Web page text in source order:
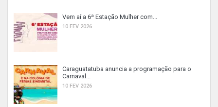
Vem aí a 6ª Estação Mulher com...
10 FEV 2026
Caraguatatuba anuncia a programação para o
Carnaval...
10 FEV 2026